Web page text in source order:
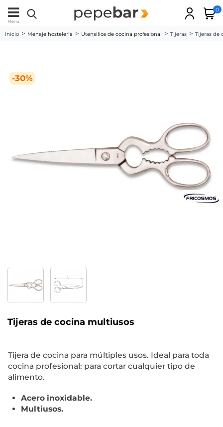
Menu
0
Inicio Menaje hostelería Utensilios de cocina profesional Tijeras Tijeras de
-30%
Tijeras de cocina multiusos
Tijera de cocina para múltiples usos. Ideal para toda
cocina profesional: para cortar cualquier tipo de
alimento.
Acero inoxidable.
Multiusos.